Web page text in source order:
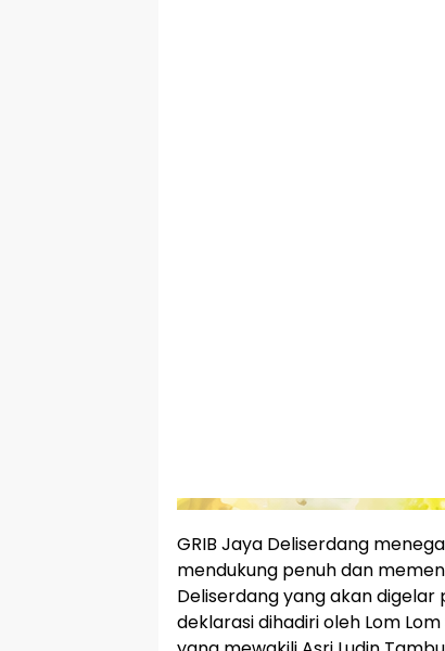
GRIB Jaya Deliserdang
mendukung penuh dan
Deliserdang yang akan
deklarasi dihadiri oleh Lom